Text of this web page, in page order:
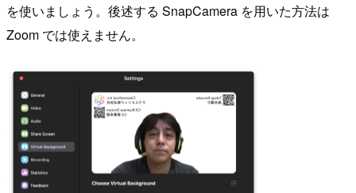
を使いましょう。後述する SnapCamera を用いた方法は
Zoom では使えません。